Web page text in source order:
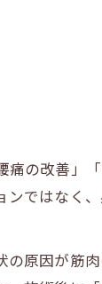
トの改善」
ではなく
原因が筋